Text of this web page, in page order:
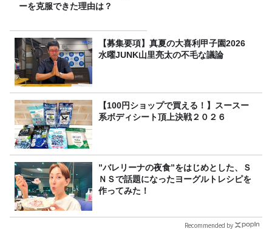
ーを克服できた理由は？
【募集要項】真夏の大喜利甲子園2026
水曜JUNK山里亮太の不毛な議論
【100円ショップで買える！】スースー
系ボディシート頂上決戦２０２６
”バレリーナの夜食”をはじめとした、Ｓ
ＮＳで話題になったヨーグルトレシピを
作ってみた！
Recommended by